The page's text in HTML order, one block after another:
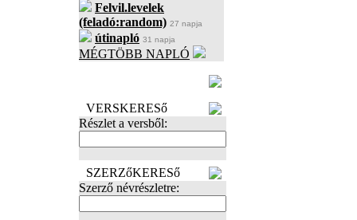
Felvil.levelek
(feladó:random) 27 napja
útinapló 31 napja
MÉGTÖBB NAPLÓ
VERSKERESő
Részlet a versből:
SZERZőKERESő
Szerző névrészletre: